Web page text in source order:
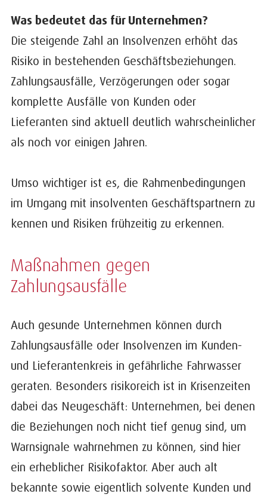
Was bedeutet das für Unternehmen?
Die steigende Zahl an Insolvenzen erhöht das
Risiko in bestehenden Geschäftsbeziehungen.
Zahlungsausfälle, Verzögerungen oder sogar
komplette Ausfälle von Kunden oder
Lieferanten sind aktuell deutlich wahrscheinlicher
als noch vor einigen Jahren.
Umso wichtiger ist es, die Rahmenbedingungen
im Umgang mit insolventen Geschäftspartnern zu
kennen und Risiken frühzeitig zu erkennen.
Maßnahmen gegen
Zahlungsausfälle
Auch gesunde Unternehmen können durch
Zahlungsausfälle oder Insolvenzen im Kunden-
und Lieferantenkreis in gefährliche Fahrwasser
geraten. Besonders risikoreich ist in Krisenzeiten
dabei das Neugeschäft: Unternehmen, bei denen
die Beziehungen noch nicht tief genug sind, um
Warnsignale wahrnehmen zu können, sind hier
ein erheblicher Risikofaktor. Aber auch alt
bekannte sowie eigentlich solvente Kunden und